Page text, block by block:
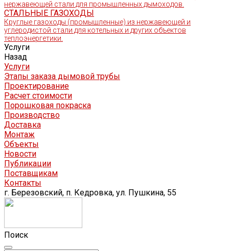
нержавеющей стали для промышленных дымоходов.
СТАЛЬНЫЕ ГАЗОХОДЫ
Круглые газоходы (промышленные) из нержавеющей и
углеродистой стали для котельных и других объектов
теплоэнергетики.
Услуги
Назад
Услуги
Этапы заказа дымовой трубы
Проектирование
Расчет стоимости
Порошковая покраска
Производство
Доставка
Монтаж
Объекты
Новости
Публикации
Поставщикам
Контакты
г. Березовский, п. Кедровка, ул. Пушкина, 55
Поиск